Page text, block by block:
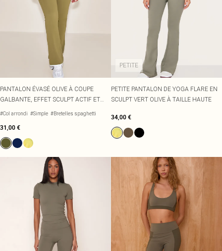
PANTALON ÉVASÉ OLIVE À COUPE
GALBANTE, EFFET SCULPT ACTIF ET
PASSEPOIL CONTRASTANT.
#Col arrondi #Simple #Bretelles spaghetti
31,00 €
PETITE
PETITE PANTALON DE YOGA FLARE EN
SCULPT VERT OLIVE À TAILLE HAUTE
34,00 €